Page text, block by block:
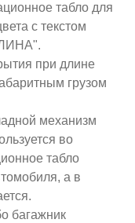
табло для
с текстом
при длине
грузом
механизм
во
табло
а в
багажник